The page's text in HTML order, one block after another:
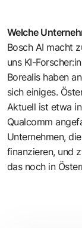
Welche
Bosch AI macht
uns KI-
Borealis haben
sich einiges.
Aktuell ist etwa
Qualcomm
Unternehmen,
finanzieren, und
das noch in